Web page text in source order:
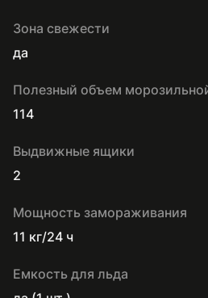
Зона свежести
да
Полезный объем
114
Выдвижные ящики
2
Мощность замораживания
11 кг/24 ч
Емкость для льда